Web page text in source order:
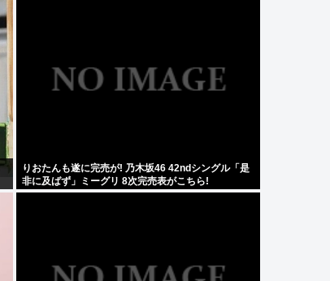
りおたんも遂に完売が! 乃木坂46 42ndシングル「是
非に及ばず」ミーグリ 8次完売表がこちら!